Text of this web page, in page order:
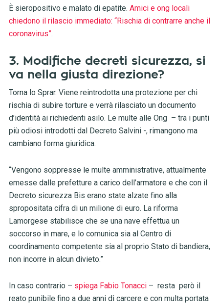
È sieropositivo e malato di epatite. Amici e ong locali
chiedono il rilascio immediato: “Rischia di contrarre anche il
coronavirus”.
3. Modifiche decreti sicurezza, si
va nella giusta direzione?
Torna lo Sprar. Viene reintrodotta una protezione per chi
rischia di subire torture e verrà rilasciato un documento
d’identità ai richiedenti asilo. Le multe alle Ong – tra i punti
più odiosi introdotti dal Decreto Salvini -, rimangono ma
cambiano forma giuridica.
“Vengono soppresse le multe amministrative, attualmente
emesse dalle prefetture a carico dell’armatore e che con il
Decreto sicurezza Bis erano state alzate fino alla
spropositata cifra di un milione di euro. La riforma
Lamorgese stabilisce che se una nave effettua un
soccorso in mare, e lo comunica sia al Centro di
coordinamento competente sia al proprio Stato di bandiera,
non incorre in alcun divieto.”
In caso contrario – spiega Fabio Tonacci– resta però il
reato punibile fino a due anni di carcere e con multa portata